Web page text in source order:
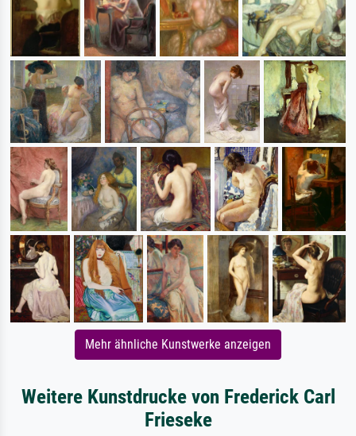
Mehr ähnliche Kunstwerke anzeigen
Weitere Kunstdrucke von Frederick Carl
Frieseke